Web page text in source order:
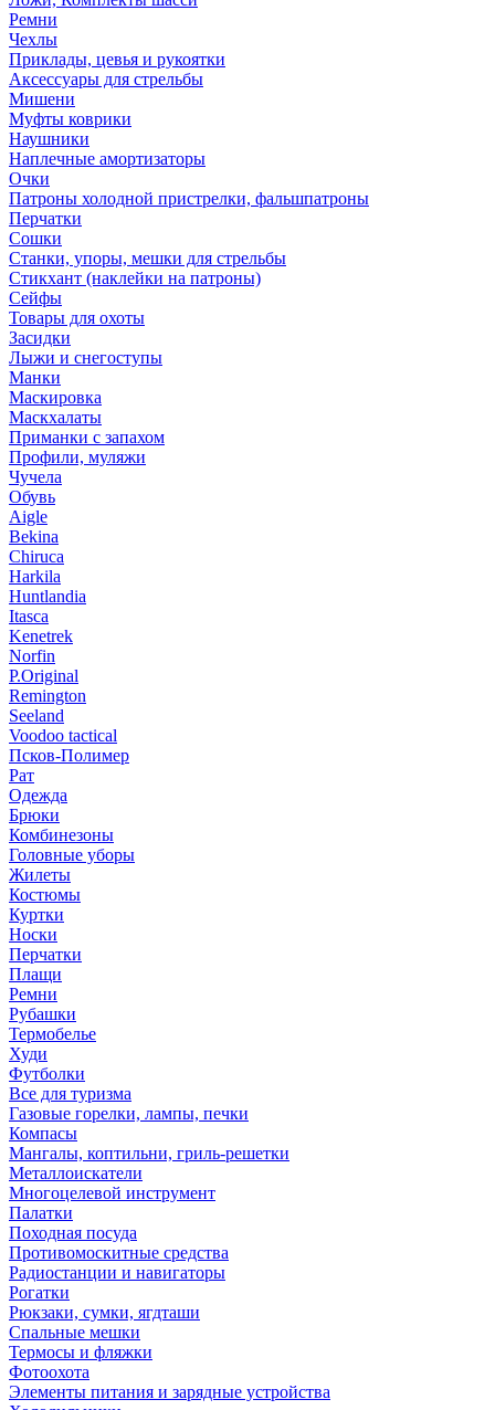
Ремни
Чехлы
Приклады, цевья и рукоятки
Аксессуары для стрельбы
Мишени
Муфты коврики
Наушники
Наплечные амортизаторы
Очки
Патроны холодной пристрелки, фальшпатроны
Перчатки
Сошки
Станки, упоры, мешки для стрельбы
Стикхант (наклейки на патроны)
Сейфы
Товары для охоты
Засидки
Лыжи и снегоступы
Манки
Маскировка
Маскхалаты
Приманки с запахом
Профили, муляжи
Чучела
Обувь
Aigle
Bekina
Chiruсa
Harkila
Huntlandia
Itasca
Kenetrek
Norfin
P.Original
Remington
Seeland
Voodoo tactical
Псков-Полимер
Рат
Одежда
Брюки
Комбинезоны
Головные уборы
Жилеты
Костюмы
Куртки
Носки
Перчатки
Плащи
Ремни
Рубашки
Термобелье
Худи
Футболки
Все для туризма
Газовые горелки, лампы, печки
Компасы
Мангалы, коптильни, гриль-решетки
Металлоискатели
Многоцелевой инструмент
Палатки
Походная посуда
Противомоскитные средства
Радиостанции и навигаторы
Рогатки
Рюкзаки, сумки, ягдташи
Спальные мешки
Термосы и фляжки
Фотоохота
Элементы питания и зарядные устройства